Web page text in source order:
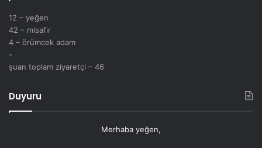
12 – yeğen
42 – misafir
4 – örümcek adam
-
şuan toplam ziyaretçi – 46
Duyuru
Merhaba yeğen,